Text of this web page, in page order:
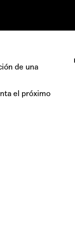
de una
el próximo